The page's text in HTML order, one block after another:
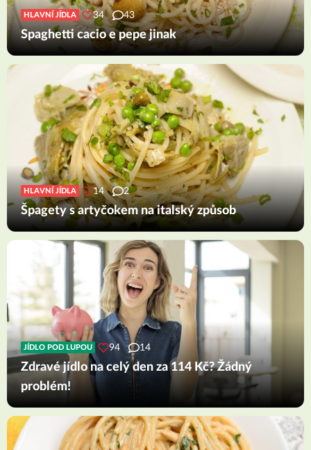
HLAVNÍ JÍDLA 34 43
Spaghetti cacio e pepe jinak
HLAVNÍ JÍDLA 14 2
Špagety s artyčokem na italský způsob
JÍDLO POD LUPOU 94 14
Zdravé jídlo na celý den za 114 Kč? Žádný
problém!